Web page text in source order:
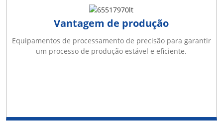
Vantagem de produção
Equipamentos de processamento de precisão para garantir
um processo de produção estável e eficiente.